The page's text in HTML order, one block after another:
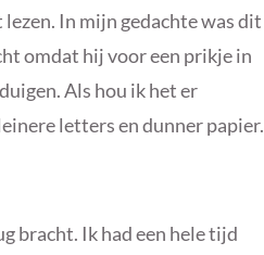
In mijn gedachte was dit
omdat hij voor een prikje in
Als hou ik het er
letters en dunner papier.
bracht. Ik had een hele tijd